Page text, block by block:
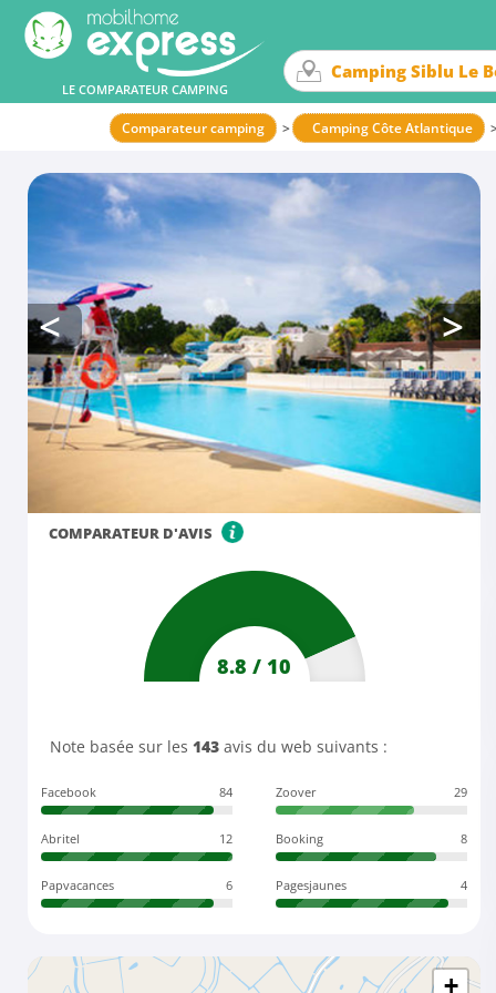
LE COMPARATEUR CAMPING
Comparateur camping Camping Côte Atlantique
COMPARATEUR D'AVIS
8.8 / 10
Note basée sur les 143 avis du web suivants :
Facebook 84 Zoover 29
Abritel 12 Booking 8
Papvacances 6 Pagesjaunes 4
+